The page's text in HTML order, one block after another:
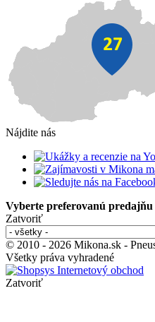
Nájdite nás
Vyberte preferovanú predajňu
Zatvoriť
© 2010 - 2026 Mikona.sk -
Všetky práva vyhradené
Zatvoriť